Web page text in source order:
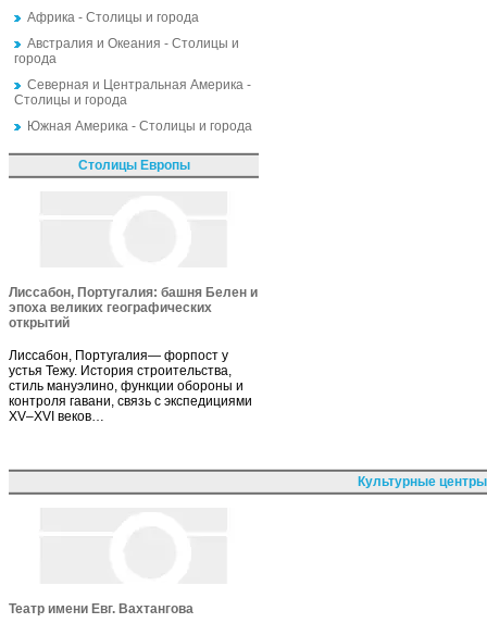
Африка - Столицы и города
Австралия и Океания - Столицы и
города
Северная и Центральная Америка -
Столицы и города
Южная Америка - Столицы и города
Столицы Европы
Лиссабон, Португалия: башня Белен и
эпоха великих географических
открытий
Лиссабон, Португалия— форпост у
устья Тежу. История строительства,
стиль мануэлино, функции обороны и
контроля гавани, связь с экспедициями
XV–XVI веков…
Культурные
Театр имени Евг. Вахтангова